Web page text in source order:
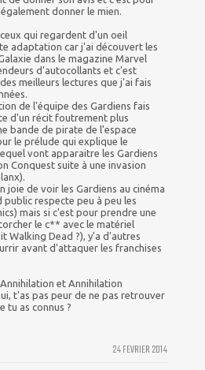
donner le mien.
qui regardent d'un oeil
adaptation car j'ai découvert les
dans le magazine Marvel
d'autocollants et c'est
meilleurs lectures que j'ai fais
de l'équipe des Gardiens fais
d'un récit foutrement plus
bande de pirate de l'espace
le prélude qui explique le
vont apparaitre les Gardiens
Conquest suite à une invasion
joie de voir les Gardiens au cinéma
public respecte peu à peu les
mais si c'est pour prendre une
le c** avec le matériel
Walking Dead ?), y'a d'autres
avant d'attaquer les franchises
et Annihilation
t'as pas peur de ne pas retrouver
tu as connus ?
24 FEVRIER 2014